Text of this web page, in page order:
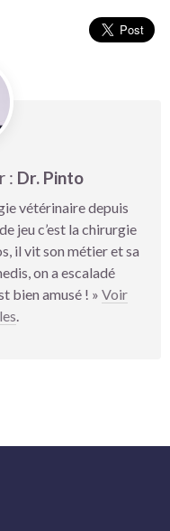
: Dr. Pinto
vétérinaire depuis
jeu c’est la chirurgie
il vit son métier et sa
on a escaladé
bien amusé ! » Voir
.